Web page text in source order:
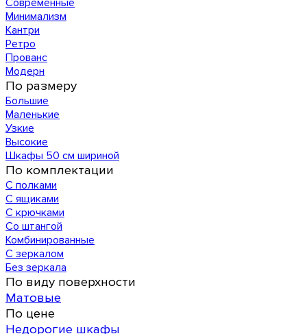
Современные
Минимализм
Кантри
Ретро
Прованс
Модерн
По размеру
Большие
Маленькие
Узкие
Высокие
Шкафы 50 см шириной
По комплектации
С полками
С ящиками
С крючками
Со штангой
Комбинированные
С зеркалом
Без зеркала
По виду поверхности
Матовые
По цене
Недорогие шкафы